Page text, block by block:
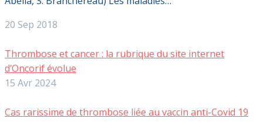
20 Sep 2018
Thrombose et cancer : la rubrique du site internet
d’Oncorif évolue
15 Avr 2024
Cas rarissime de thrombose liée au vaccin anti-Covid 19